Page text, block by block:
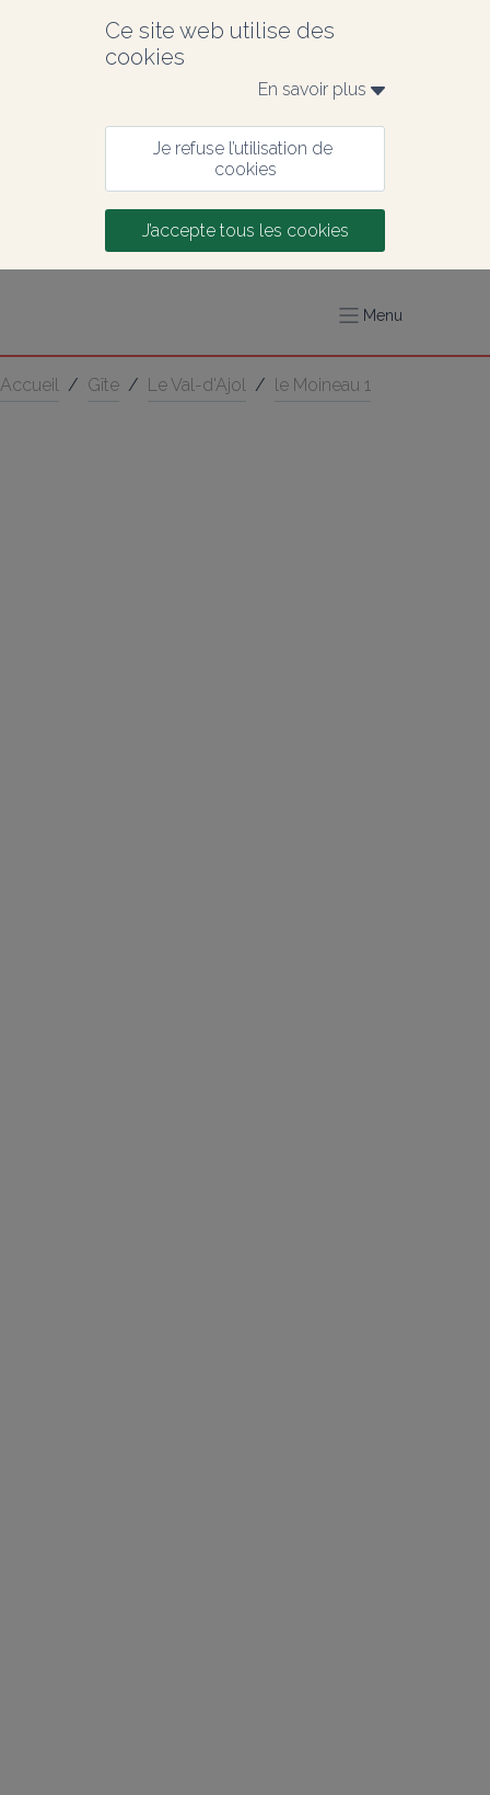
Ce site web utilise des
cookies
En savoir plus
Je refuse l’utilisation de
cookies
J’accepte tous les cookies
Menu
Accueil / Gîte / Le Val-d'Ajol / le Moineau 1